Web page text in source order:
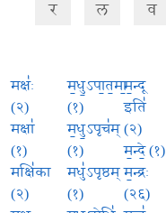
र ल व
मक्षः॑
(२)
मक्षा॑
(१)
मक्षि॑का
(२)
म॒धु॒ऽपा॒त॒मा॒
(१)
म॒धु॒ऽपृच॑म्
(१)
मधु॑ऽपृष्ठम्
(१)
म॒न्दू
इति॑
(२)
म॒न्दे॒ (१)
म॒न्द्रः
(२६)